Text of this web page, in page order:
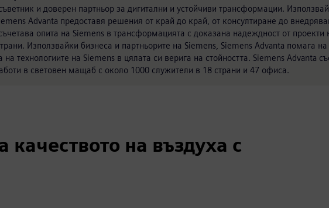
и доверен партньор за дигитални и устойчиви трансформации.
Advanta предоставя решения от край до край, от консултиране до
опита на Siemens в трансформацията с доказана надеждност от проекти
Използвайки бизнеса и партньорите на Siemens, Siemens Advanta помага на
на технологиите на Siemens в цялата си верига на стойността. Siemens Advanta
в световен мащаб с около 1000 служители в 18 страни и 47 офиса.
на въздуха с